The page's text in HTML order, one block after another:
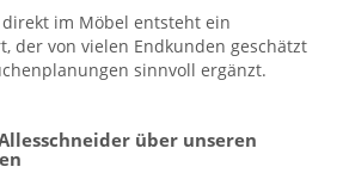
im Möbel entsteht ein
der von vielen Endkunden geschätzt
sinnvoll ergänzt.
über unseren